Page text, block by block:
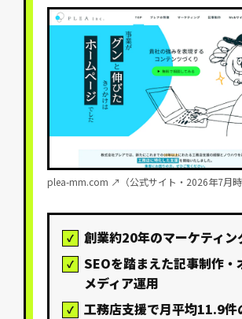
plea-mm.com ↗（公式サイト・2026年7月時
創業約20年のマーケティン
SEOを踏まえた記事制作・
メディア運用
工務店支援で月平均11.9件